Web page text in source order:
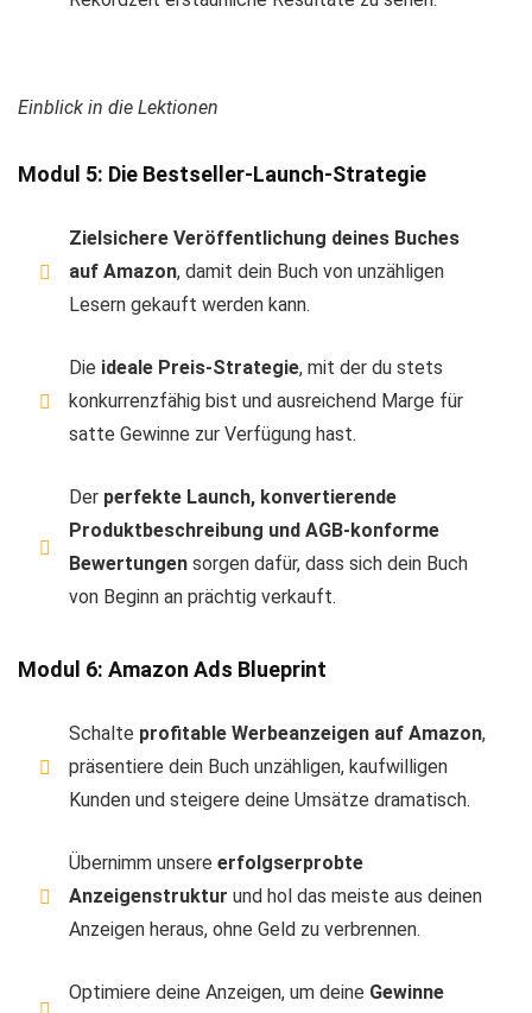
Einblick in die Lektionen
Modul 5: Die Bestseller-Launch-Strategie
Zielsichere Veröffentlichung deines Buches
auf Amazon, damit dein Buch von unzähligen
Lesern gekauft werden kann.
Die ideale Preis-Strategie, mit der du stets
konkurrenzfähig bist und ausreichend Marge für
satte Gewinne zur Verfügung hast.
Der perfekte Launch, konvertierende
Produktbeschreibung und AGB-konforme
Bewertungen sorgen dafür, dass sich dein Buch
von Beginn an prächtig verkauft.
Modul 6: Amazon Ads Blueprint
Schalte profitable Werbeanzeigen auf Amazon,
präsentiere dein Buch unzähligen, kaufwilligen
Kunden und steigere deine Umsätze dramatisch.
Übernimm unsere erfolgserprobte
Anzeigenstruktur und hol das meiste aus deinen
Anzeigen heraus, ohne Geld zu verbrennen.
Optimiere deine Anzeigen, um deine Gewinne